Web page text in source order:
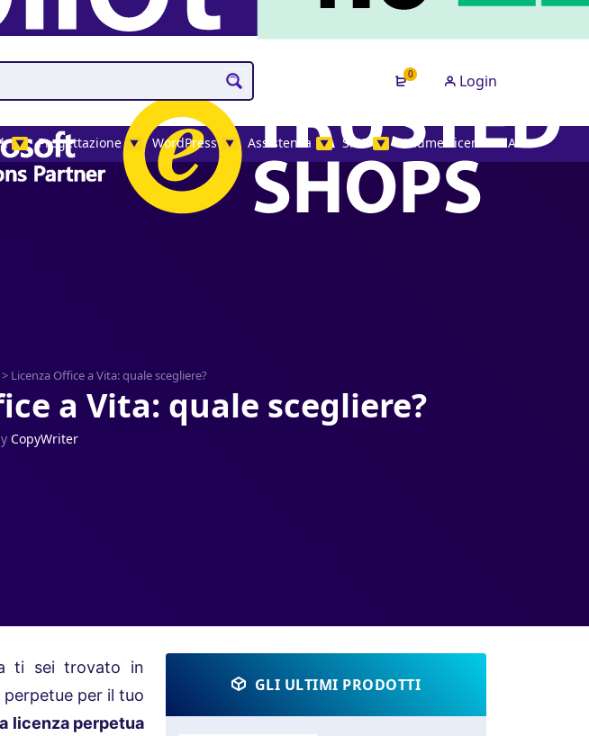
0 Login
▼ Progettazione ▼ WordPress ▼ Assistenza ▼ SMS ▼ Volume License MAK
> Licenza Office a Vita: quale scegliere?
a Vita: quale scegliere?
CopyWriter
ti sei trovato in
per il tuo
licenza perpetua
GLI ULTIMI PRODOTTI